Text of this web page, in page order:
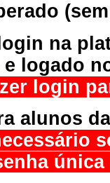
na
logado
login
alunos